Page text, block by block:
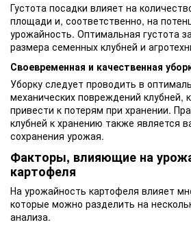
Густота посадки влияет на
площади и, соответственно, на
урожайность. Оптимальная густота
размера семенных клубней и
Своевременная и качественная
Уборку следует проводить в
механических повреждений клубней,
привести к потерям при хранении.
клубней к хранению также является
сохранения урожая.
Факторы, влияющие на
картофеля
На урожайность картофеля влияет
которые можно разделить на
анализа.